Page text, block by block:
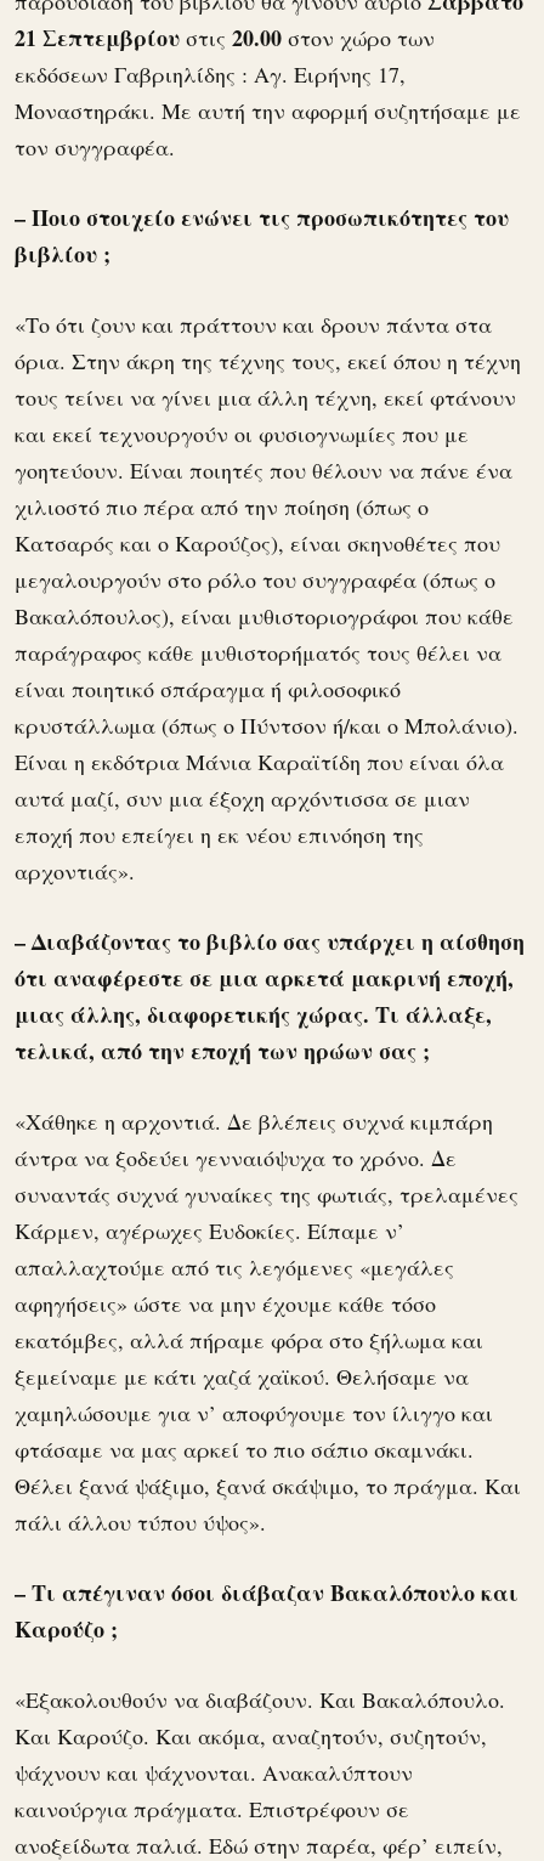
21 Σεπτεμβρίου στις 20.00 στον χώρο των
εκδόσεων Γαβριηλίδης : Αγ. Ειρήνης 17,
Μοναστηράκι. Με αυτή την αφορμή συζητήσαμε με
τον συγγραφέα.
– Ποιο στοιχείο ενώνει τις προσωπικότητες του
βιβλίου ;
«Το ότι ζουν και πράττουν και δρουν πάντα στα
όρια. Στην άκρη της τέχνης τους, εκεί όπου η τέχνη
τους τείνει να γίνει μια άλλη τέχνη, εκεί φτάνουν
και εκεί τεχνουργούν οι φυσιογνωμίες που με
γοητεύουν. Είναι ποιητές που θέλουν να πάνε ένα
χιλιοστό πιο πέρα από την ποίηση (όπως ο
Κατσαρός και ο Καρούζος), είναι σκηνοθέτες που
μεγαλουργούν στο ρόλο του συγγραφέα (όπως ο
Βακαλόπουλος), είναι μυθιστοριογράφοι που κάθε
παράγραφος κάθε μυθιστορήματός τους θέλει να
είναι ποιητικό σπάραγμα ή φιλοσοφικό
κρυστάλλωμα (όπως ο Πύντσον ή/και ο Μπολάνιο).
Είναι η εκδότρια Μάνια Καραϊτίδη που είναι όλα
αυτά μαζί, συν μια έξοχη αρχόντισσα σε μιαν
εποχή που επείγει η εκ νέου επινόηση της
αρχοντιάς».
– Διαβάζοντας το βιβλίο σας υπάρχει η αίσθηση
ότι αναφέρεστε σε μια αρκετά μακρινή εποχή,
μιας άλλης, διαφορετικής χώρας. Τι άλλαξε,
τελικά, από την εποχή των ηρώων σας ;
«Χάθηκε η αρχοντιά. Δε βλέπεις συχνά κιμπάρη
άντρα να ξοδεύει γενναιόψυχα το χρόνο. Δε
συναντάς συχνά γυναίκες της φωτιάς, τρελαμένες
Κάρμεν, αγέρωχες Ευδοκίες. Είπαμε ν’
απαλλαχτούμε από τις λεγόμενες «μεγάλες
αφηγήσεις» ώστε να μην έχουμε κάθε τόσο
εκατόμβες, αλλά πήραμε φόρα στο ξήλωμα και
ξεμείναμε με κάτι χαζά χαϊκού. Θελήσαμε να
χαμηλώσουμε για ν’ αποφύγουμε τον ίλιγγο και
φτάσαμε να μας αρκεί το πιο σάπιο σκαμνάκι.
Θέλει ξανά ψάξιμο, ξανά σκάψιμο, το πράγμα. Και
πάλι άλλου τύπου ύψος».
– Τι απέγιναν όσοι διάβαζαν Βακαλόπουλο και
Καρούζο ;
«Εξακολουθούν να διαβάζουν. Και Βακαλόπουλο.
Και Καρούζο. Και ακόμα, αναζητούν, συζητούν,
ψάχνουν και ψάχνονται. Ανακαλύπτουν
καινούργια πράγματα. Επιστρέφουν σε
ανοξείδωτα παλιά. Εδώ στην παρέα, φέρ’ ειπείν,